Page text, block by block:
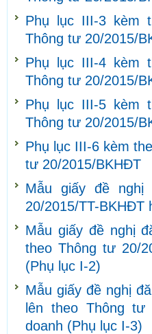
Phụ lục III-3 kèm
Thông tư 20/2015/
Phụ lục III-4 kèm
Thông tư 20/2015/
Phụ lục III-5 kèm
Thông tư 20/2015/
Phụ lục III-6 kèm
tư 20/2015/BKHĐT
Mẫu giấy đề
20/2015/TT-BKHĐT
Mẫu giấy đề nghị
theo Thông tư 20/
(Phụ lục I-2)
Mẫu giấy đề nghị
lên theo Thông tư
doanh (Phụ lục I-3)